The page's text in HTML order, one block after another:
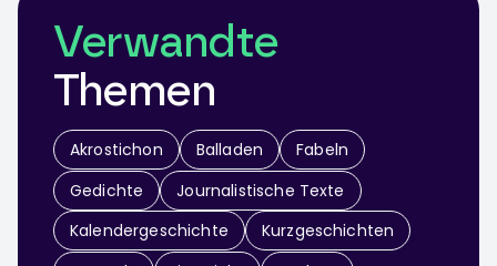
Verwandte
Themen
Akrostichon Balladen
Fabeln
Gedichte
Journalistische Texte
Kalendergeschichte
Kurzgeschichten